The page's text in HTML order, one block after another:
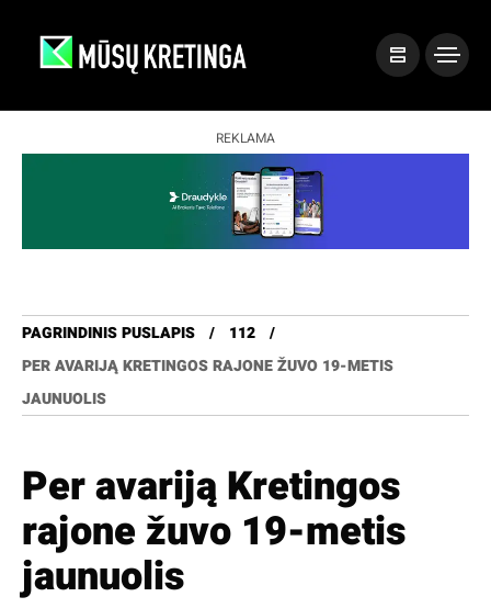
REKLAMA
PAGRINDINIS PUSLAPIS
112
PER AVARIJĄ KRETINGOS RAJONE ŽUVO 19-METIS
JAUNUOLIS
Per avariją Kretingos
rajone žuvo 19-metis
jaunuolis